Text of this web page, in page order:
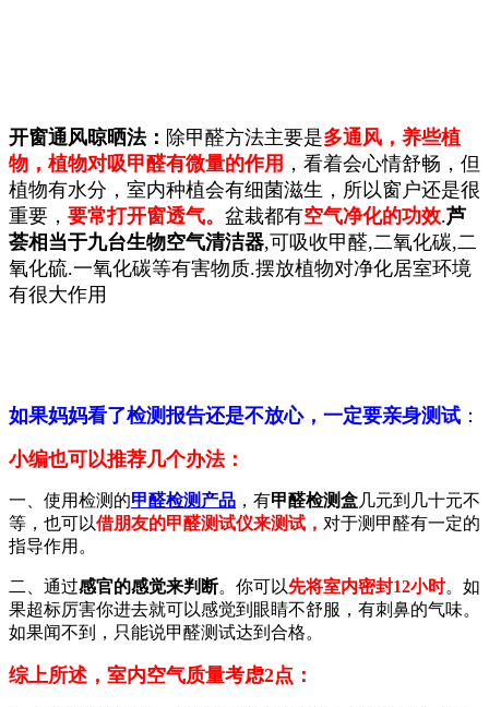
开窗通风晾晒法： 除甲醛方法主要是多通风，养些植
物，植物对吸甲醛有微量的作用 ，看着会心情舒畅，但
植物有水分，室内种植会有细菌滋生，所以窗户还是很
重要， 要常打开窗透气。 盆栽都有空气净化的功效.芦
荟相当于九台生物空气清洁器,可吸收甲醛,二氧化碳,二
氧化硫.一氧化碳等有害物质.摆放植物对净化居室环境
有很大作用
如果妈妈看了检测报告还是不放心，一定要亲身测试 ：
小编也可以推荐几个办法：
一、使用检测的甲醛检测产品 ，有甲醛检测盒几元到几十元不
等， 也可以借朋友的甲醛测试仪来测试， 对于测甲醛有一定的
指导作用。
二、通过感官的感觉来判断。你可以先将室内密封12小时。如
果超标厉害你进去就可以感觉到眼睛不舒服，有刺鼻的气味。
如果闻不到，只能说甲醛测试达到合格。
综上所述，室内空气质量考虑2点：